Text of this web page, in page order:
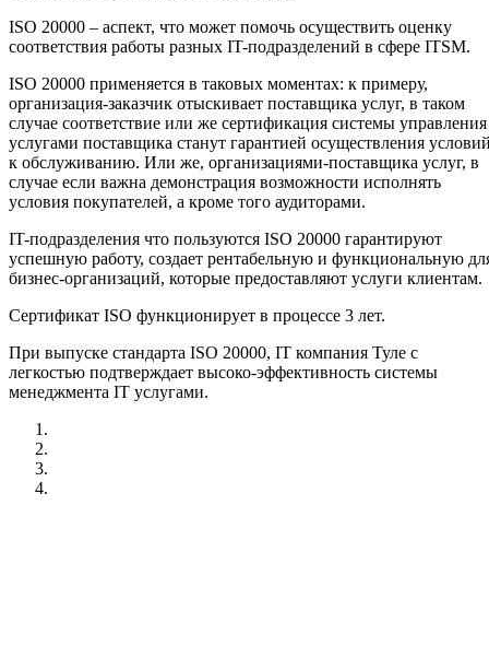
ISO 20000 – аспект, что может помочь осуществить оценку
соответствия работы разных IT-подразделений в сфере ITSM.
ISO 20000 применяется в таковых моментах: к примеру,
организация-заказчик отыскивает поставщика услуг, в таком
случае соответствие или же сертификация системы управления
услугами поставщика станут гарантией осуществления
к обслуживанию. Или же, организациями-поставщика услуг, в
случае если важна демонстрация возможности исполнять
условия покупателей, а кроме того аудиторами.
IT-подразделения что пользуются ISO 20000 гарантируют
успешную работу, создает рентабельную и функциональную
бизнес-организаций, которые предоставляют услуги клиентам.
Сертификат ISO функционирует в процессе 3 лет.
При выпуске стандарта ISO 20000, IT компания Туле с
легкостью подтверждает высоко-эффективность системы
менеджмента IT услугами.